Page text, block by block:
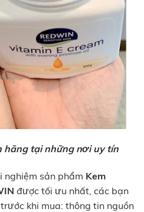
hãng tại những nơi uy tín
sản phẩm Kem
được tối ưu nhất, các bạn
khi mua: thông tin nguồn